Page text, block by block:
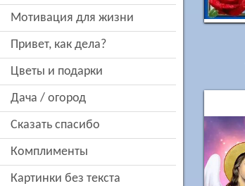
мотивация для жизни
привет, как дела?
цветы и подарки
дача / огород
сказать спасибо
комплименты
картинки без текста